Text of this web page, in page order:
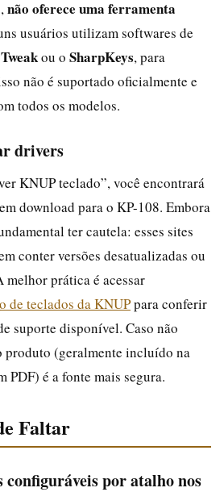
não oferece uma ferramenta
usuários utilizam softwares de
ou o SharpKeys, para
não é suportado oficialmente e
todos os modelos.
drivers
KNUP teclado”, você encontrará
download para o KP-108. Embora
ter cautela: esses sites
conter versões desatualizadas ou
melhor prática é acessar
de teclados da KNUPpara conferir
suporte disponível. Caso não
produto (geralmente incluído na
PDF) é a fonte mais segura.
Faltar
por atalho nos